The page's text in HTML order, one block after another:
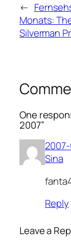
←
Monats:
Silverman
One
2007”
Sina
Reply
Leave a